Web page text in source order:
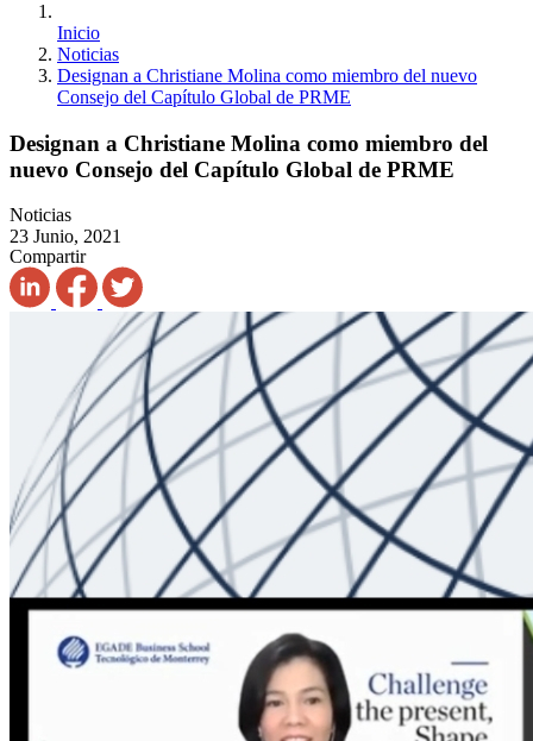
Inicio
Noticias
Designan a Christiane Molina como miembro del nuevo
Consejo del Capítulo Global de PRME
Designan a Christiane Molina como miembro del
nuevo Consejo del Capítulo Global de PRME
Noticias
23 Junio, 2021
Compartir